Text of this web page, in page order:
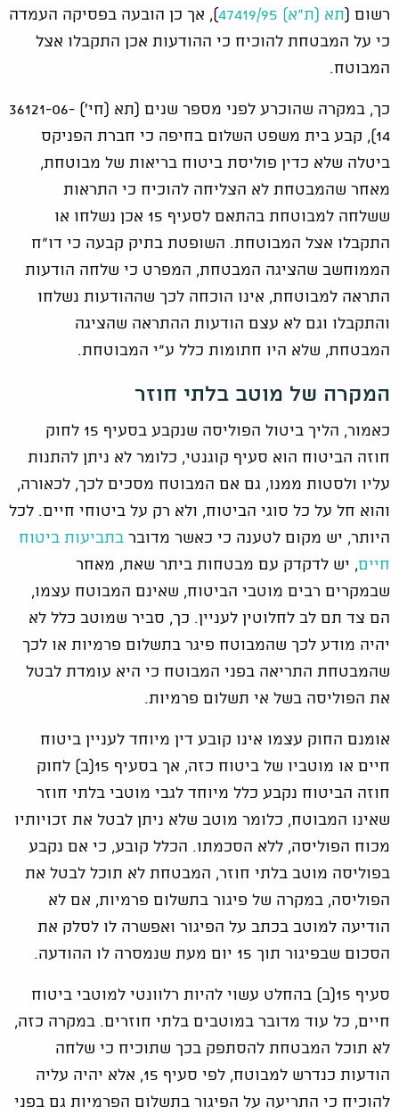
רשום (תא (ת"א) 47419/95
), אך כן הובעה בפסיקה העמדה
כי על המבטחת להוכיח כי ההודעות אכן התקבלו אצל
המבוטח.
כך, במקרה שהוכרע לפני מספר שנים (תא (חי') 36121-06-
14), קבע בית משפט השלום בחיפה כי חברת הפניקס
ביטלה שלא כדין פוליסת ביטוח בריאות של מבוטחת,
מאחר שהמבטחת לא הצליחה להוכיח כי התראות
ששלחה למבוטחת בהתאם לסעיף 15 אכן נשלחו או
התקבלו אצל המבוטחת. השופטת בתיק קבעה כי דו"ח
הממוחשב שהציגה המבטחת, המפרט כי שלחה הודעות
התראה למבוטחת, אינו הוכחה לכך שההודעות נשלחו
והתקבלו וגם לא עצם הודעות ההתראה שהציגה
המבטחת, שלא היו חתומות כלל ע"י המבוטחת.
המקרה של מוטב בלתי חוזר
כאמור, הליך ביטול הפוליסה שנקבע בסעיף 15 לחוק
חוזה הביטוח הוא סעיף קוגנטי, כלומר לא ניתן להתנות
עליו ולסטות ממנו, גם אם המבוטח מסכים לכך, לכאורה,
והוא חל על כל סוגי הביטוח, ולא רק על ביטוחי חיים. לכל
היותר, יש מקום לטענה כי כאשר מדובר בתביעות ביטוח
חיים, יש לדקדק עם מבטחות ביתר שאת, מאחר
שבמקרים רבים מוטבי הביטוח, שאינם המבוטח עצמו,
הם צד תם לב לחלוטין לעניין. כך, סביר שמוטב כלל לא
יהיה מודע לכך שהמבוטח פיגר בתשלום פרמיות או לכך
שהמבטחת התריאה בפני המבוטח כי היא עומדת לבטל
את הפוליסה בשל אי תשלום פרמיות.
אומנם החוק עצמו אינו קובע דין מיוחד לעניין ביטוח
חיים או מוטביו של ביטוח כזה, אך בסעיף 15(ב) לחוק
חוזה הביטוח נקבע כלל מיוחד לגבי מוטבי בלתי חוזר
שאינו המבוטח, כלומר מוטב שלא ניתן לבטל את זכויותיו
מכוח הפוליסה, ללא הסכמתו. הכלל קובע, כי אם נקבע
בפוליסה מוטב בלתי חוזר, המבטחת לא תוכל לבטל את
הפוליסה, במקרה של פיגור בתשלום פרמיות, אם לא
הודיעה למוטב בכתב על הפיגור ואפשרה לו לסלק את
הסכום שבפיגור תוך 15 יום מעת שנמסרה לו ההודעה.
סעיף 15(ב) בהחלט עשוי להיות רלוונטי למוטבי ביטוח
חיים, כל עוד מדובר במוטבים בלתי חוזרים. במקרה כזה,
לא תוכל המבטחת להסתפק בכך שתוכיח כי שלחה
הודעות כנדרש למבוטח, לפי סעיף 15, אלא יהיה עליה
להוכיח כי התריעה על הפיגור בתשלום הפרמיות גם בפני